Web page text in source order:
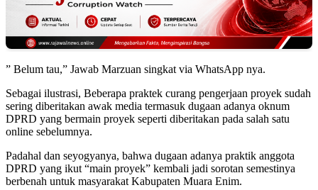
” Belum tau,” Jawab Marzuan singkat via WhatsApp nya.
Sebagai ilustrasi, Beberapa praktek curang pengerjaan proyek sudah
sering diberitakan awak media termasuk dugaan adanya oknum
DPRD yang bermain proyek seperti diberitakan pada salah satu
online sebelumnya.
Padahal dan seyogyanya, bahwa dugaan adanya praktik anggota
DPRD yang ikut “main proyek” kembali jadi sorotan semestinya
berbenah untuk masyarakat Kabupaten Muara Enim.